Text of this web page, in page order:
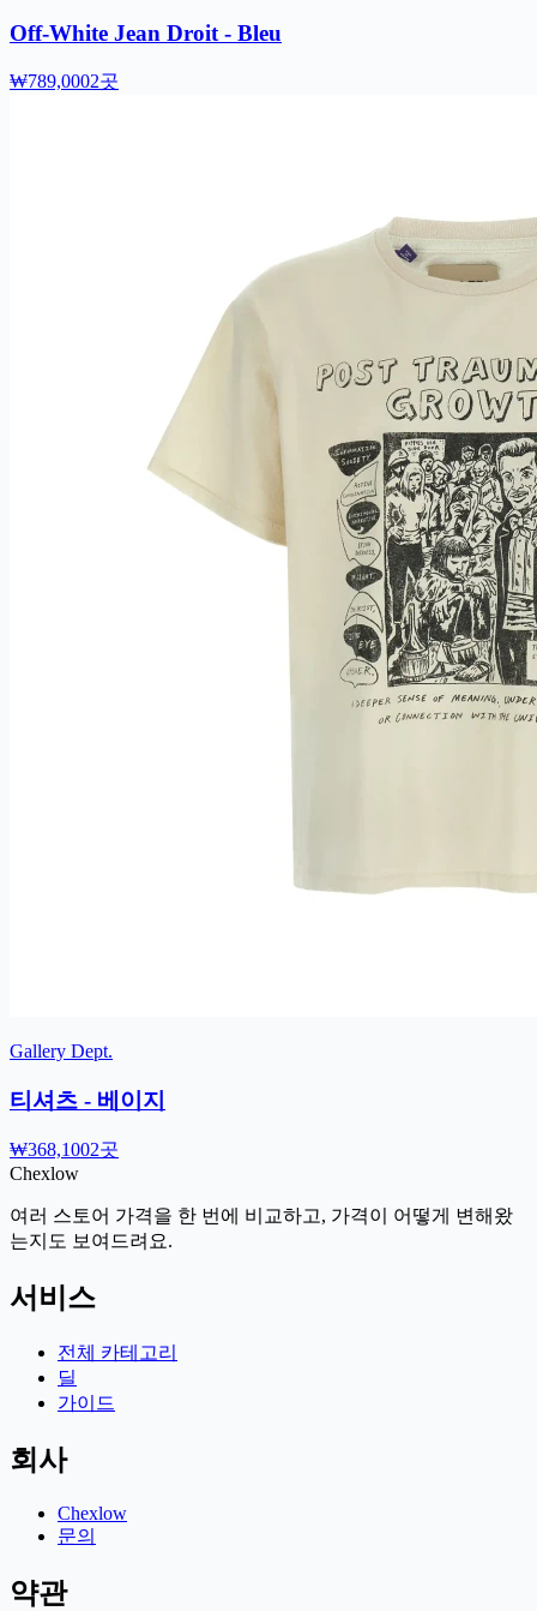
Off-White Jean Droit - Bleu
₩789,0002곳
Gallery Dept.
티셔츠 - 베이지
₩368,1002곳
Chexlow
여러 스토어 가격을 한 번에 비교하고, 가격이 어떻게 변해왔
는지도 보여드려요.
서비스
전체 카테고리
딜
가이드
회사
Chexlow
문의
약관